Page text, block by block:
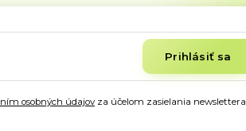
Prihlásiť sa
osobných údajov za účelom zasielania newslettera.